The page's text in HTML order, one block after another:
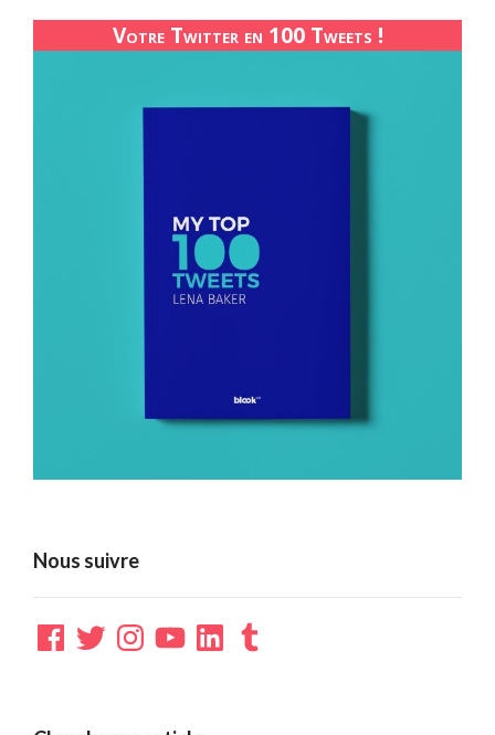
Votre Twitter en 100 Tweets !
Nous suivre
Facebook
TwitterInstagramYouTubeLinkedInTumblr